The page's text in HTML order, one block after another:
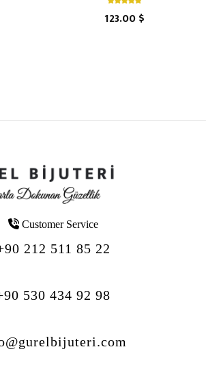
123.00 $
Customer Service
212 511 85 22
530 434 92 98